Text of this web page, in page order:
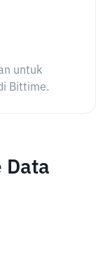
untuk
Bittime.
Data